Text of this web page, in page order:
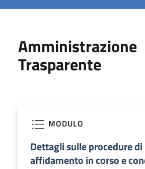
Amministrazione
Trasparente
MODULO
Dettagli sulle procedure di
affidamento in corso e